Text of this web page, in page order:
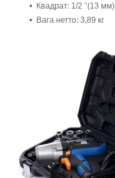
Квадрат: 1/2 "(13 мм)
Вага нетто: 3,89 кг